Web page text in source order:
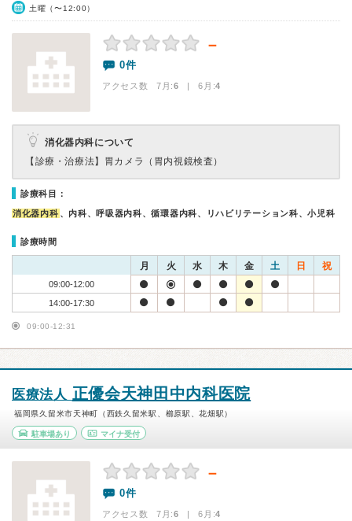
土曜（〜12:00）
－
0件
アクセス数 7月:6 | 6月:4
消化器内科について
【診療・治療法】 胃カメラ（胃内視鏡検査）
診療科目：
消化器内科 、内科、呼吸器内科、循環器内科、リハビリテーション科、小児科
診療時間
月 火 水 木 金 土 日 祝
09:00-12:00
14:00-17:30
09:00-12:31
医療法人 正優会天神田中内科医院
福岡県久留米市天神町（西鉄久留米駅、櫛原駅、花畑駅）
駐車場あり マイナ受付
－
0件
アクセス数 7月:6 | 6月:4